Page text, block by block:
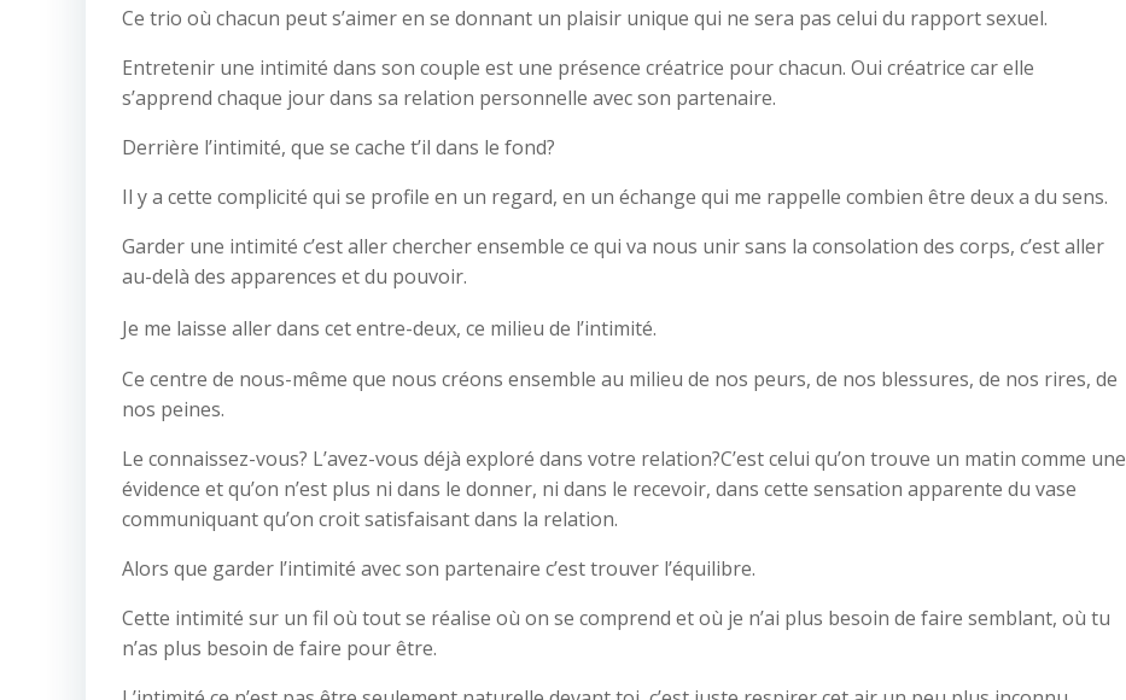
Ce trio où chacun peut s’aimer en se donnant un plaisir unique qui ne sera pas celui du rapport sexuel.
Entretenir une intimité dans son couple est une présence créatrice pour chacun. Oui créatrice car elle
s’apprend chaque jour dans sa relation personnelle avec son partenaire.
Derrière l’intimité, que se cache t’il dans le fond?
Il y a cette complicité qui se profile en un regard, en un échange qui me rappelle combien être deux a du sens.
Garder une intimité c’est aller chercher ensemble ce qui va nous unir sans la consolation des corps, c’est aller
au-delà des apparences et du pouvoir.
Je me laisse aller dans cet entre-deux, ce milieu de l’intimité.
Ce centre de nous-même que nous créons ensemble au milieu de nos peurs, de nos blessures, de nos rires, de
nos peines.
Le connaissez-vous? L’avez-vous déjà exploré dans votre relation?C’est celui qu’on trouve un matin comme une
évidence et qu’on n’est plus ni dans le donner, ni dans le recevoir, dans cette sensation apparente du vase
communiquant qu’on croit satisfaisant dans la relation.
Alors que garder l’intimité avec son partenaire c’est trouver l’équilibre.
Cette intimité sur un fil où tout se réalise où on se comprend et où je n’ai plus besoin de faire semblant, où tu
n’as plus besoin de faire pour être.